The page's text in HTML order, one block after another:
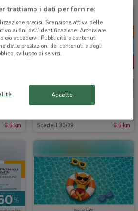
6.5 km Scade il 30/09 6.5 km
trattiamo i dati per fornire:
precisi. Scansione attiva delle
ai fini dell’identificazione. Archiviare
e/o accedervi. Pubblicità e contenuti
delle prestazioni dei contenuti e degli
sviluppo di servizi.
Accetto